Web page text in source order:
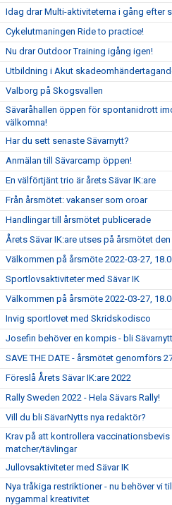
Idag drar Multi-aktiviteterna i gång efter
Cykelutmaningen Ride to practice!
Nu drar Outdoor Training igång igen!
Utbildning i Akut
Valborg på Skogsvallen
Sävaråhallen öppen för spontanidrott
välkomna!
Har du sett senaste Sävarnytt?
Anmälan till Sävarcamp öppen!
En välförtjänt trio är årets Sävar IK:are
Från årsmötet: vakanser som oroar
Handlingar till årsmötet publicerade
Årets Sävar IK:are utses på årsmötet
Välkommen på årsmöte 2022-03-27,
Sportlovsaktiviteter med Sävar IK
Välkommen på årsmöte 2022-03-27,
Invig sportlovet med Skridskodisco
Josefin behöver en kompis - bli
SAVE THE DATE - årsmötet genomförs
Föreslå Årets Sävar IK:are 2022
Rally Sweden 2022 - Hela Sävars Rally!
Vill du bli SävarNytts nya redaktör?
Krav på att kontrollera vaccinationsbevis
matcher/tävlingar
Jullovsaktiviteter med Sävar IK
Nya tråkiga restriktioner - nu behöver vi
nygammal kreativitet